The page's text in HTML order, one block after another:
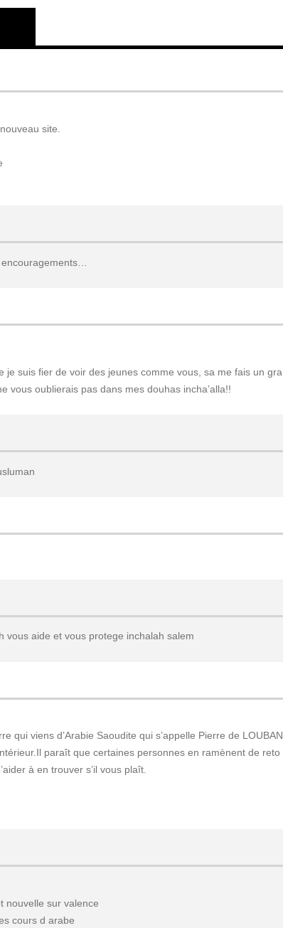
site.
je suis fier de voir des jeunes comme vous, sa me fais un gra
vous oublierais pas dans mes douhas incha’alla!!
vous aide et vous protege inchalah salem
qui viens d’Arabie Saoudite qui s’appelle Pierre de LOUBAN
paraît que certaines personnes en ramènent de reto
à en trouver s’il vous plaît.
nouvelle sur valence
cours d arabe